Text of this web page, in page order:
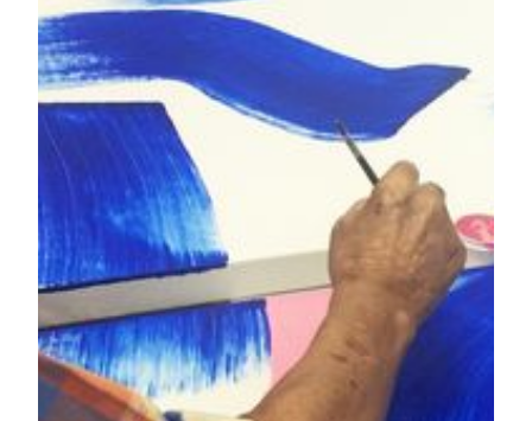
ภาษาอิตาลีแปลว่า “จุด” ในเชิงปรัชญาหมายถึงทั้งจุด
เริ่มต้นและจุดสิ้นสุดของสรรพสิ่ง ส่วนในเชิงศิลปะ ปุนโต
ดังกล่าวได้พัฒนาเป็นเส้นสาย พื้นผิว และรูปทรง และ
กลายเป็นสัญลักษณ์ที่ปรากฏซ้ำๆ อยู่ในงานของเขา
ผลงานชุด “The Dance of Light” สะท้อนความสนใจของ
เซียว (Hsiao)ที่มีต่อปรัชญาเต๋า และสัญลักษณ์อันเป็น
เอกลักษณ์ของเขา คือวงกลมและสี่เหลี่ยม ซึ่งเป็น
สัญลักษณ์ของท้องฟ้าและผืนดิน ผลงานชุดนี้ได้รับแรง
บันดาลใจจาก “เต้าเต๋อจิง (Tao Te Ching)” พุทธศาสนา
นิกายเซน และความคิดของจวงจื่อ สำรวจการหวนคืนสู่
ต้นกำเนิดแห่งชีวิต เส้นตรงและเส้นโค้งแสดงถึงโลกแห่ง
จิตวิญญาณและโลกวัตถุ ขณะที่รูปทรงเรขาคณิตแสดง
ถึงความสมดุลของจักรวาล